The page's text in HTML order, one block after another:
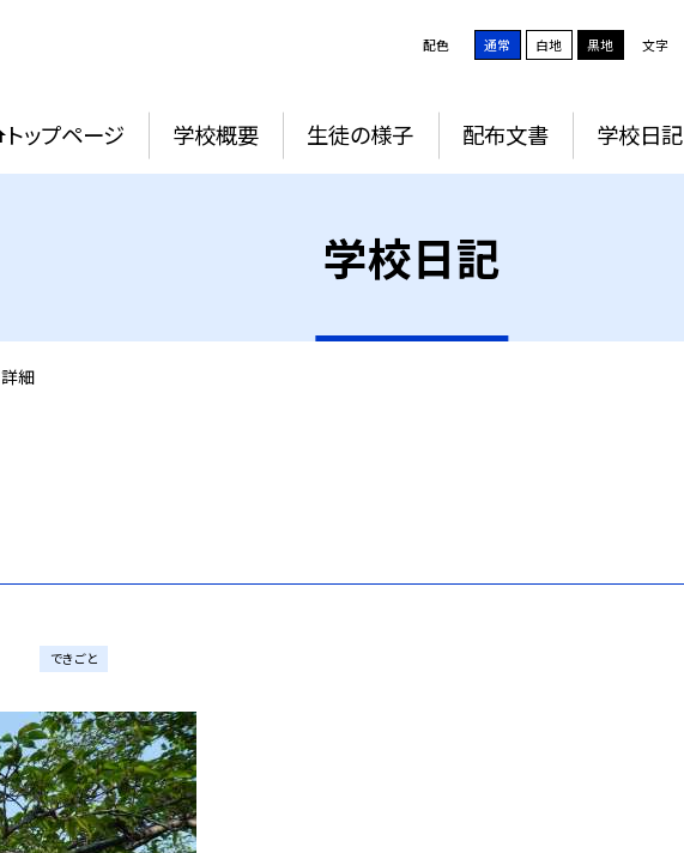
配色 通常 白地 黒地 文字
トップページ 学校概要 生徒の様子 配布文書 学校日記
学校日記
詳細
できごと